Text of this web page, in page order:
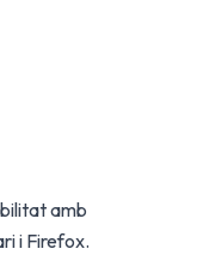
amb
i Firefox.